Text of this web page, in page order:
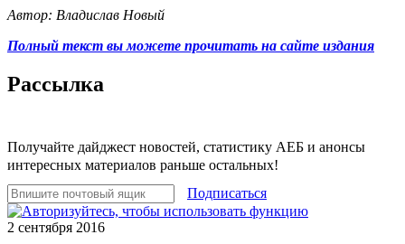
Автор: Владислав Новый
Полный текст вы можете прочитать на сайте издания
Рассылка
Получайте дайджест новостей, статистику АЕБ и анонсы
интересных материалов раньше остальных!
Подписаться
2 сентября 2016